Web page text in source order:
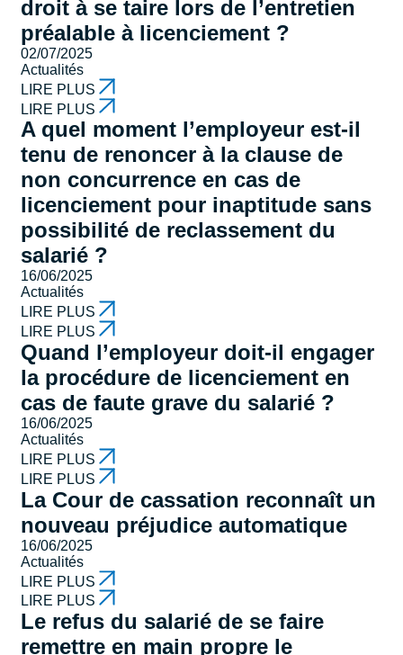
droit à se taire lors de l’entretien
préalable à licenciement ?
02/07/2025
Actualités
LIRE PLUS
LIRE PLUS
A quel moment l’employeur est-il
tenu de renoncer à la clause de
non concurrence en cas de
licenciement pour inaptitude sans
possibilité de reclassement du
salarié ?
16/06/2025
Actualités
LIRE PLUS
LIRE PLUS
Quand l’employeur doit-il engager
la procédure de licenciement en
cas de faute grave du salarié ?
16/06/2025
Actualités
LIRE PLUS
LIRE PLUS
La Cour de cassation reconnaît un
nouveau préjudice automatique
16/06/2025
Actualités
LIRE PLUS
LIRE PLUS
Le refus du salarié de se faire
remettre en main propre le